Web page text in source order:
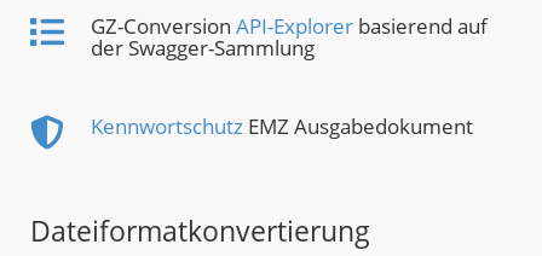
GZ-Conversion API-Explorer basierend auf
der Swagger-Sammlung
Kennwortschutz EMZ Ausgabedokument
Dateiformatkonvertierung